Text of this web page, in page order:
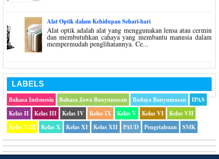
Alat Optik dalam Kehidupan Sehari-hari
Alat optik adalah alat yang menggunakan lensa atau cermin
dan membutuhkan cahaya yang membantu manusia dalam
mempermudah penglihatannya. Ce...
LABELS
Bahasa Indonesia
Bahasa Jawa Banyumasan Budaya Banyumasan
IPAS
Kelas II
Kelas III Kelas IV Kelas IX Kelas V Kelas VI
Kelas VII
Kelas VIII
Kelas X Kelas XI Kelas XII PAUD Pengetahuan SMK